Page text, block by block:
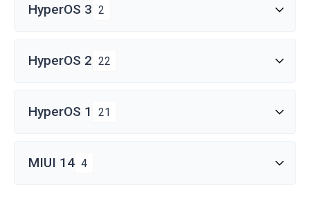
HyperOS 3 2
HyperOS 2 22
HyperOS 1 21
MIUI 14 4